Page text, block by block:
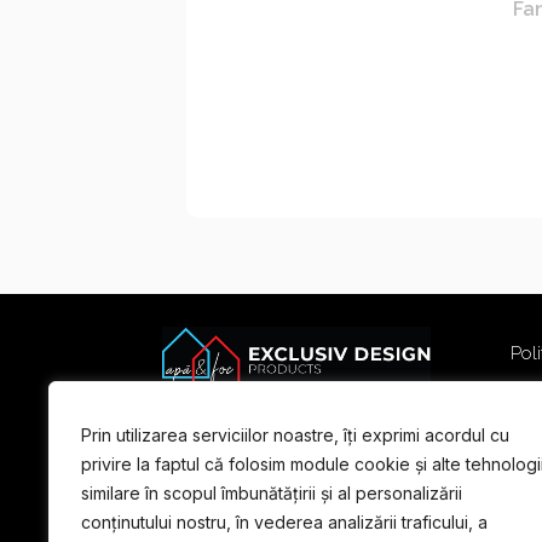
Prin utilizarea serviciilor noastre, îți exprimi acordul cu
privire la faptul că folosim module cookie și alte tehnologii
similare în scopul îmbunătățirii și al personalizării
conținutului nostru, în vederea analizării traficului, a